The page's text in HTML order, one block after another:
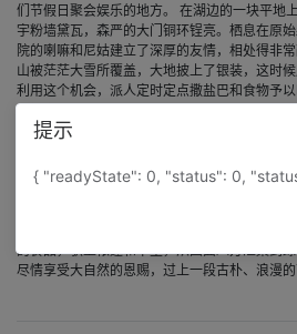
们节假日聚会娱乐的地方。 在湖边的一块平地
宇粉墙黛瓦，森严的大门铜环锃亮。栖息在原
院的喇嘛和尼姑建立了深厚的友情，相处得非
山被茫茫大雪所覆盖，大地披上了银装，这时
利用这个机会，派人定时定点撒盐巴和食物予
再怕穿红色袈裟的人，到后来居然无所顾忌地
小海子，富饶美丽的章德大草原，纯朴自然的
区颇有名气，享有“藏族马术之乡”的美称，相
年一度的措拉区赛马会，于藏历六月在措普湖
举行全区四个乡的赛马活动外，还要进行由措
各乡村锅庄舞比赛。届时，人们身着艳丽的服
的食品，驮上帐篷和卡垫，从四面八方汇集到
尽情享受大自然的恩赐，过上一段古朴、浪漫的
提示
{ "readyState": 0, "status": 0,